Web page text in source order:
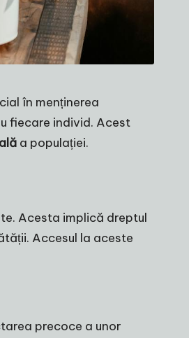
în menținerea
fiecare individ. Acest
a populației.
Acesta implică dreptul
Accesul la aceste
precoce a unor